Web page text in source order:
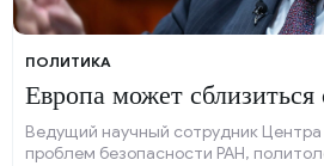
ПОЛИТИКА
Европа может
Ведущий научный сотрудник
проблем безопасности РАН,